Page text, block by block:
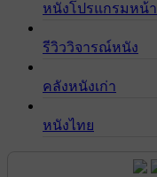
หนังโปรแกรมหน้า
รีวิววิจารณ์หนัง
คลังหนังเก่า
หนังไทย